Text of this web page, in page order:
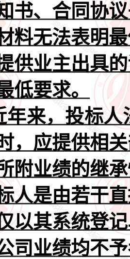
书、合同协
料无法表明
供业主出具
低要求。
年来，投标人
，应提供相
附业绩的继
人是由若干
以其系统登
司业绩均不